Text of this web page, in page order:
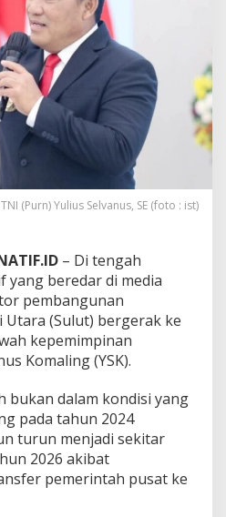
(Purn) Yulius Selvanus, SE (foto : ist)
– Di tengah
yang beredar di media
pembangunan
Utara (Sulut) bergerak ke
kepemimpinan
Komaling (YSK).
bukan dalam kondisi yang
pada tahun 2024
turun menjadi sekitar
2026 akibat
pemerintah pusat ke